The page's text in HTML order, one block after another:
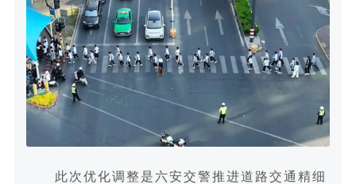
此次优化调整是六安交警推进道路交通精细